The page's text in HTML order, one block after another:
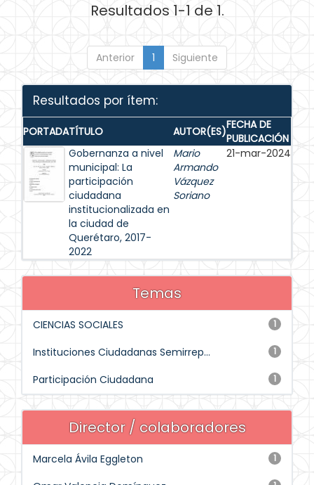
Resultados 1-1 de 1.
Anterior 1 Siguiente
Resultados por ítem:
PORTADATÍTULO AUTOR(ES)FECHA DE
PUBLICACIÓN
Gobernanza a nivel
municipal: La
participación
ciudadana
institucionalizada en
la ciudad de
Querétaro, 2017-
2022
Mario
Armando
Vázquez
Soriano
21-mar-2024
Temas
1
CIENCIAS SOCIALES
1
Instituciones Ciudadanas Semirrep...
1
Participación Ciudadana
Director / colaboradores
1
Marcela Ávila Eggleton